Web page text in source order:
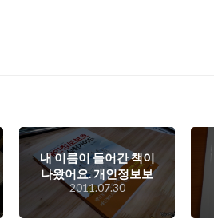
내 이름이 들어간 책이
나왔어요. 개인정보보
호 실천가이드 ^^;
2011.07.30